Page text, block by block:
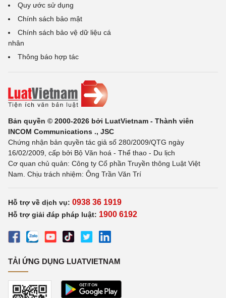
Quy ước sử dụng
Chính sách bảo mật
Chính sách bảo vệ dữ liệu cá
nhân
Thông báo hợp tác
Bản quyền © 2000-2026 bởi LuatVietnam - Thành viên
INCOM Communications ., JSC
Chứng nhận bản quyền tác giả số 280/2009/QTG ngày
16/02/2009, cấp bởi Bộ Văn hoá - Thể thao - Du lịch
Cơ quan chủ quản: Công ty Cổ phần Truyền thông Luật Việt
Nam. Chịu trách nhiệm: Ông Trần Văn Trí
Hỗ trợ về dịch vụ: 0938 36 1919
Hỗ trợ giải đáp pháp luật: 1900 6192
TẢI ỨNG DỤNG LUATVIETNAM